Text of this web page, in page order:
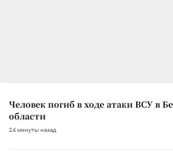
Человек погиб в ходе атаки ВСУ в
области
24 минуты назад